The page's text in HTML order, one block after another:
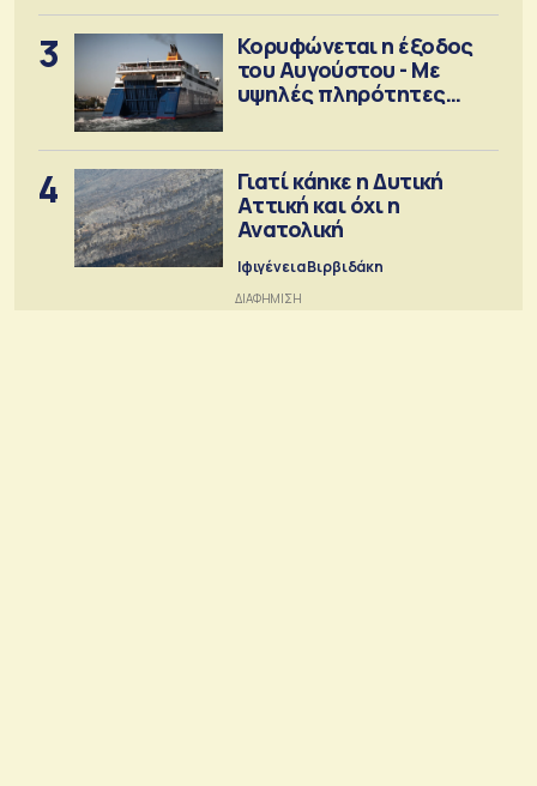
3
Κορυφώνεται η έξοδος
του Αυγούστου - Με
υψηλές πληρότητες
4
Γιατί κάηκε η Δυτική
Αττική και όχι η
Ανατολική
Ιφιγένεια Βιρβιδάκη